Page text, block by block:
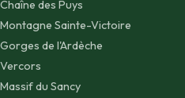
Chaîne des Puys
Montagne Sainte-Victoire
Gorges de l'Ardèche
Vercors
Massif du Sancy